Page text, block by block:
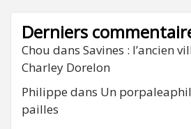
Derniers
Chou dans Savines : l’ancien
Charley Dorelon
Philippe dans Un
pailles